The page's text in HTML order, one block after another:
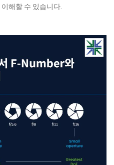
해할 수 있습니다.